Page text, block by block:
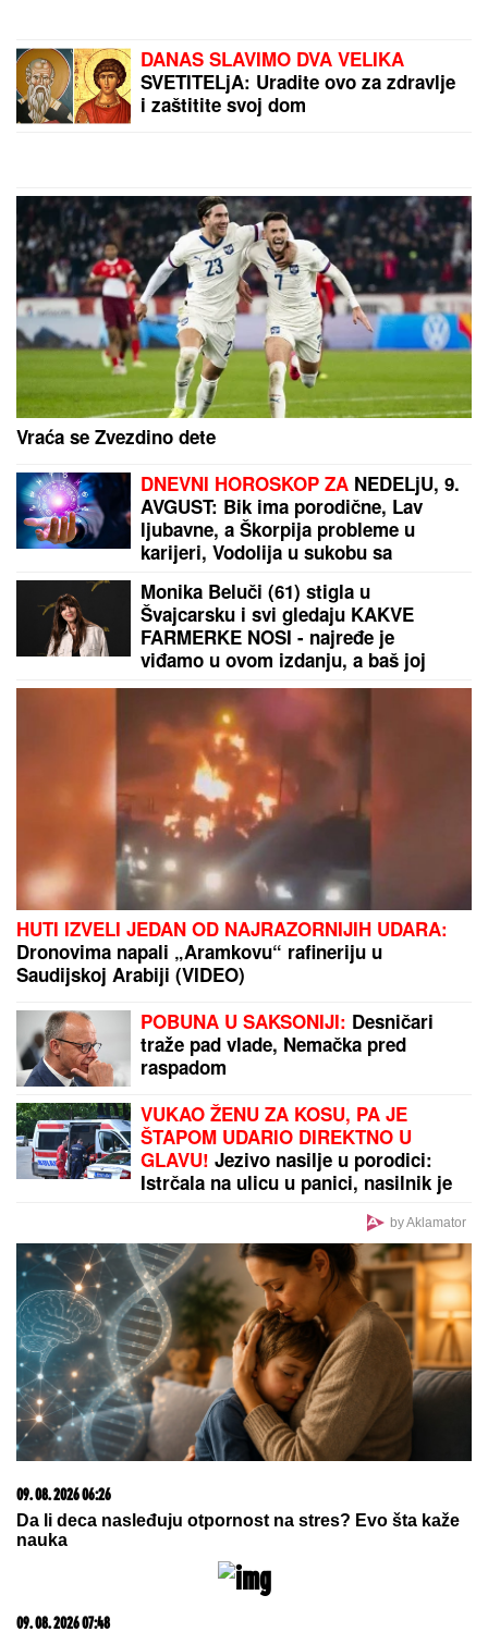
(VIDEO) MARIJANA MATEUS ĐUSKA
ISPRED BINE Uhvatili smo je na
Cecinom koncertu, u miniću
U CRNOJ GORISa ženom i detetom uživa na
letovanju: Džajina ćerka u uskoj haljini mami
poglede (Video)
"ODUSTALI SMO OD VANTELESNE
NAKON NEUSPEŠNIH POKUŠAJA"
Voditeljka sa mužem slavi 16 godina
braka: "Dovoljni smo jedno drugom"
DANAS SLAVIMO DVA VELIKA
SVETITELjA: Uradite ovo za zdravlje
i zaštitite svoj dom
Vraća se Zvezdino dete
NEDELjU, 9.
AVGUST: Bik ima porodične, Lav
ljubavne, a Škorpija probleme u
karijeri, Vodolija u sukobu sa
autoritetima
Monika Beluči (61) stigla u
Švajcarsku i svi gledaju KAKVE
FARMERKE NOSI - najređe je
viđamo u ovom izdanju, a baš joj
pristaje: Odabrala model koji
izdužuje figuru, a onda se vratila
prepoznatljivom stilu